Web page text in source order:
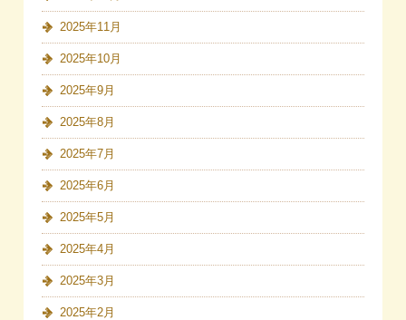
2025年11月
2025年10月
2025年9月
2025年8月
2025年7月
2025年6月
2025年5月
2025年4月
2025年3月
2025年2月